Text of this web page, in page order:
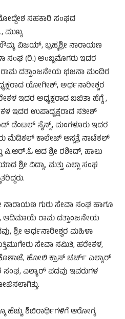
ಸಹಕಾರಿ ಸಂಘದ
ವಿಜಯ್, ಬ್ರಹ್ಮಶ್ರೀ ನಾರಾಯಣ
ಸಂಘ (ರಿ.) ಅಂಬ್ಲಮೊಗರು ಇದರ
ದತ್ತಾಂಜನೇಯ ಭಜನಾ ಮಂದಿರ
ಯೋಗೀಶ್, ಅರ್ಧನಾರೀಶ್ವರ
ಇದರ ಅಧ್ಯಕ್ಷರಾದ ಬಬಿತಾ ಹೆಗ್ಡೆ ,
ಇದರ ಉಪಾಧ್ಯಕ್ಷರಾದ ಸತೀಶ್
ಡೆಂಟಲ್ ಸೈನ್ಸ್, ಮಂಗಳೂರು ಇದರ
ಮೆಡಿಕಲ್ ಕಾಲೇಜ್ ಆಸ್ಪತ್ರೆ ನಾಟೆಕಲ್
ಪಿ.ಆರ್.ಓ ಆದ ಶ್ರೀ ರಶೀದ್, ಹಾಲು
ಶ್ರೀ ವಿದ್ಯಾ, ಮತ್ತು ಎಲ್ಲಾ ಸಂಘ
ನಾರಾಯಣ ಗುರು ಸೇವಾ ಸಂಘ ಹಾಗೂ
ಆದಿಮಾಯೆ ರಾಮ ದತ್ತಾಂಜನೇಯ
ಶ್ರೀ ಅರ್ಧನಾರೀಶ್ವರ ಮಹಿಳಾ
ಸೇವಾ ಸಮಿತಿ, ಹರೇಕಳ,
ಹೋಲಿ ಕ್ರಾಸ್ ಚರ್ಚ್ ಎಲ್ಯಾರ್
ಎಲ್ಯಾರ್ ಪದವು ಇವರುಗಳ
ಹೆಚ್ಚು ಶಿಬಿರಾರ್ಥಿಗಳಿಗೆ ಆರೋಗ್ಯ